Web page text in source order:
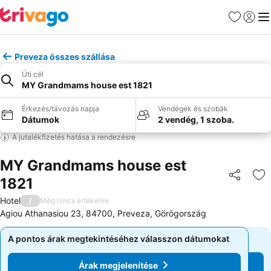
Kedvencek
Preveza összes szállása
Úti cél
MY Grandmams house est 1821
Érkezés/távozás napja
Dátumok
Vendégek és szobák
2 vendég, 1 szoba.
A jutalékfizetés hatása a rendezésre
MY Grandmams house est
1821
Hotel / Még nincs értékelve
Agiou Athanasiou 23, 84700, Preveza, Görögország
A pontos árak megtekintéséhez válasszon dátumokat
Árak megjelenítése
A pontos árak megtekintéséhez válasszon dátumokat
Árak megjelenítése